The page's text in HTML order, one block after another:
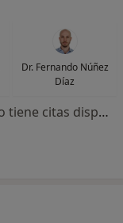
Dr. Fernando Núñez
Díaz
Ningún profesional de este centro tiene citas disponibles